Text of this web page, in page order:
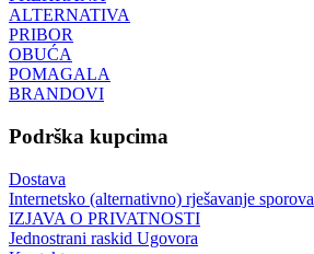
ALTERNATIVA
PRIBOR
OBUĆA
POMAGALA
BRANDOVI
Podrška kupcima
Dostava
Internetsko (alternativno) rješavanje sporova
IZJAVA O PRIVATNOSTI
Jednostrani raskid Ugovora